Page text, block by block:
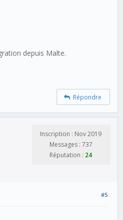
depuis Malte.
Répondre
Inscription : Nov 2019
Messages : 737
Réputation : 24
#5